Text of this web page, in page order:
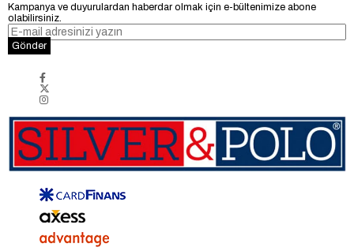
Kampanya ve duyurulardan haberdar olmak için e-bültenimize abone
olabilirsiniz.
Gönder